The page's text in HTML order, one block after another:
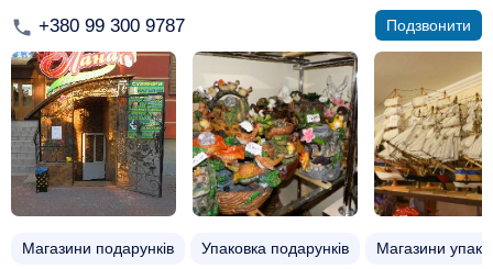
+380 99 300 9787 Подзвонити
Магазини подарунків Упаковка подарунків Магазини